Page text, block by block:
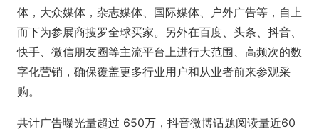
体，大众媒体，杂志媒体、国际媒体、户外广告等，自上
而下为参展商搜罗全球买家。另外在百度、头条、抖音、
快手、微信朋友圈等主流平台上进行大范围、高频次的数
字化营销，确保覆盖更多行业用户和从业者前来参观采
购。
共计广告曝光量超过 650万，抖音微博话题阅读量近60